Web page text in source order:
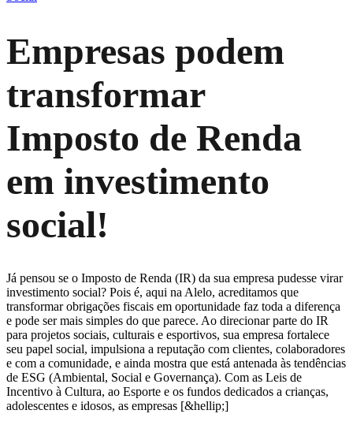
Empresas podem
transformar
Imposto de Renda
em investimento
social!
Já pensou se o Imposto de Renda (IR) da sua empresa pudesse virar
investimento social? Pois é, aqui na Alelo, acreditamos que
transformar obrigações fiscais em oportunidade faz toda a diferença
e pode ser mais simples do que parece. Ao direcionar parte do IR
para projetos sociais, culturais e esportivos, sua empresa fortalece
seu papel social, impulsiona a reputação com clientes, colaboradores
e com a comunidade, e ainda mostra que está antenada às tendências
de ESG (Ambiental, Social e Governança). Com as Leis de
Incentivo à Cultura, ao Esporte e os fundos dedicados a crianças,
adolescentes e idosos, as empresas [&hellip;]